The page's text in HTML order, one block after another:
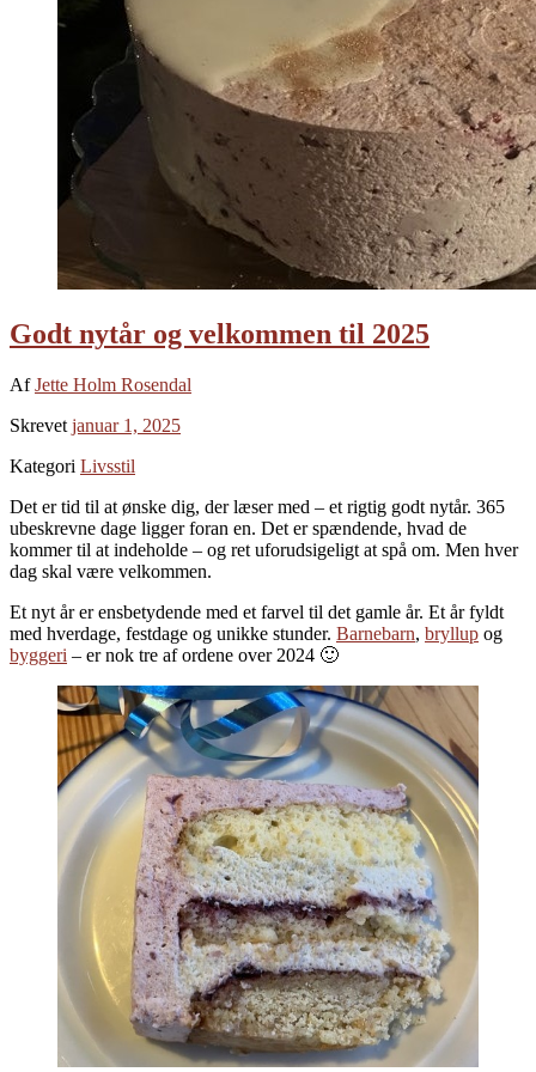
Godt nytår og velkommen til 2025
AfJette Holm Rosendal
Skrevet januar 1, 2025
Kategori Livsstil
Det er tid til at ønske dig, der læser med – et rigtig godt nytår. 365
ubeskrevne dage ligger foran en. Det er spændende, hvad de
kommer til at indeholde – og ret uforudsigeligt at spå om. Men hver
dag skal være velkommen.
Et nyt år er ensbetydende med et farvel til det gamle år. Et år fyldt
med hverdage, festdage og unikke stunder. Barnebarn, bryllup og
byggeri – er nok tre af ordene over 2024 🙂